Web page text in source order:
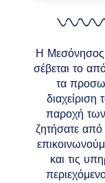
Η Μεσόνησος
σέβεται το
τα
παροχή
ζητήσατε
και τις